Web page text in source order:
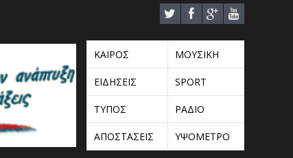
ΚΑΙΡΟΣ ΜΟΥΣΙΚΗ
ΕΙΔΗΣΕΙΣ SPORT
ΤΥΠΟΣ ΡΑΔΙΟ
ΑΠΟΣΤΑΣΕΙΣ ΥΨΟΜΕΤΡΟ